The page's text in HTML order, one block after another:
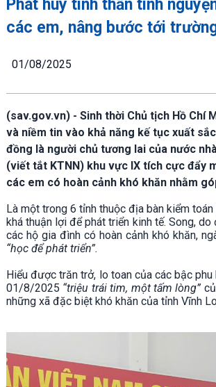
Phát huy tinh thần tình
các em, nâng bước tới
01/08/2025
(sav.gov.vn) - Sinh thời Chủ tịch Hồ Chí
và niềm tin vào khả năng kế tục xuất
đồng là người chủ tương lai của nước
(viết tắt KTNN) khu vực IX tích cực đẩy
các em có hoàn cảnh khó khăn nhằm
Là một trong 6 tỉnh thuộc địa bàn kiểm
khá thuận lợi để phát triển kinh tế. Song,
các hộ gia đình có hoàn cảnh khó khăn,
“học để phát triển”.
Hiểu được trăn trở, lo toan của các bậc
01/8/2025 “triệu trái tim, một tấm lòng”
những xã đặc biệt khó khăn của tỉnh Vĩnh